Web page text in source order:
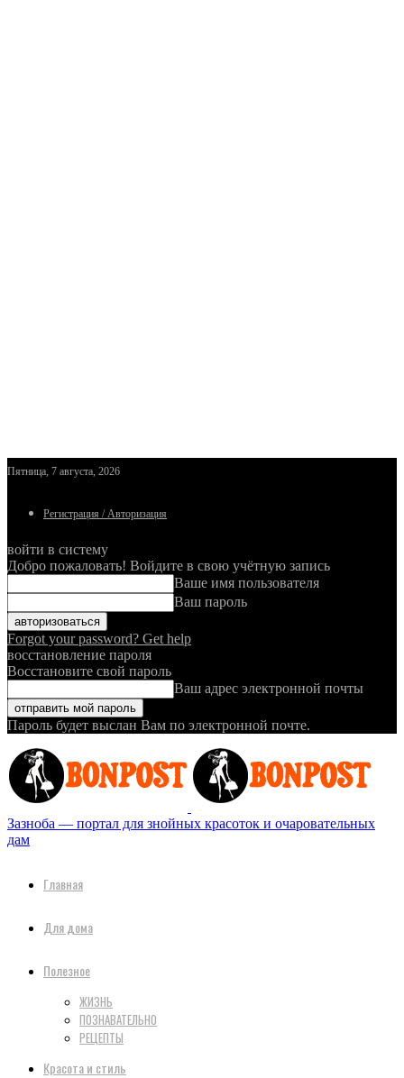
Пятница, 7 августа, 2026
Регистрация / Авторизация
войти в систему
Добро пожаловать! Войдите в свою учётную запись
Ваше имя пользователя
Ваш пароль
Forgot your password? Get help
восстановление пароля
Восстановите свой пароль
Ваш адрес электронной почты
Пароль будет выслан Вам по электронной почте.
Зазноба — портал для знойных красоток и очаровательных
дам
Главная
Для дома
Полезное
ЖИЗНЬ
ПОЗНАВАТЕЛЬНО
РЕЦЕПТЫ
Красота и стиль